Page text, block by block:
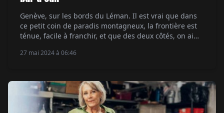
Genève, sur les bords du Léman. Il est vrai que dans
ce petit coin de paradis montagneux, la frontière est
ténue, facile à franchir, et que des deux côtés, on aime
souvent se garer aux pieds des pistes de la vallée de
27 mai 2024 à 06:46